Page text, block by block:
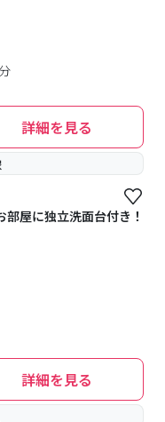
詳細を見る
屋に独立洗面台付き！
詳細を見る